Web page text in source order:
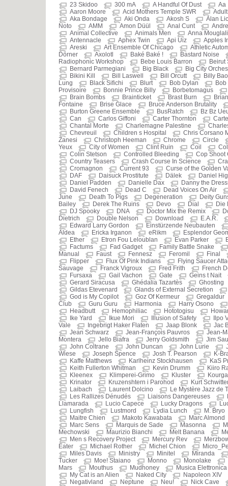
23 Skidoo 300 mA A Handful Of Dust
Aa
Aaron Moore
Acid Mothers Temple SWR
Adult
Aka Bondage
Aki Onda Akosh S
Alan
Noto
AMM Amon Düül Anal Cunt
Animal Collective
Animals Men
Anna
Antennacle
Aphex Twin Api Uiz
Apples
Areski
Art Ensemble Of Chicago
Athletic
Dörner
Axolotl Baké Baké !
Bastard Noise
Radiophonic Workshop
Bebe Louis Barron
Beirut
Bernard Parmegiani
Big Black
Big City
Bikini Kill
Bill Laswell Bill Orcutt
Billy Bao
Lung
Black Sifichi Blurt Bob Dylan
Provisoire
Bonnie Prince Billy
Borbetomagus
Brain Bombs
Brainticket Brast Burn
Fontaine
Brise Glace
Bruce Anderson Brutality
Burton Greene Ensemble
BusRatch
Bz Bz
Can
Carlos Giffoni Carter Thornton
Chantal Morte
Charlemagne Palestine
Chevreuil
Children s Hospital
Chris Corsano
Zanesi
Christoph Heeman Chrome
Circle
Yeux
City of Women Clint Ruin Coil
Colin Stetson
Controlled Bleeding
Cop Shoot
Country Teasers
Crash Course In Science
Cromagnon
Current 93
Curse of the Golden
DAF
Daisuck Prostitute Dälek
Daniel
Daniel Padden
Danielle Dax
Danny the
David Fenech
Dead C
Dead Voices On Air
June
Death To Pigs Degeneration
Deity
Bailey
Derek The Ruins Devo Dial
Die
DJ Spooky
DNA Doctor Mix the Remix
Dietrich
Double Nelson Download
E.A.R.
Edward Larry Gordon
Einstürzende Neubauten
Aldea
Ericka Irganon eRikm
Esplendor
Ether
Etron Fou Leloublan Evan Parker
Factums
Fad Gadget
Family Battle Snake
Manual
Faust Fennesz Feromil
Final
Flipper
Flux Of Pink Indians
Flying Saucer
Sauvage
Franck Vigroux Fred Frith
French
Fursaxa
Gail Vachon Gate
Geins t Nait
Gerard Siracusa
Ghédalia Tazartès
Ghosting
Gildas Etevenard
Glands of External Secretion
God is My Copilot
Goz Of Kermeur
Gregaldur
Club
Guru Guru Harmonia
Harry Osono
Headbutt
Hemophiliac Hototogisu
Ike Yard
Ikue Mori Illusion of Safety
Ilpo
Vale
Ingebrigt Haker Flaten Jaap Blonk
Jac
Jean Schwarz
Jean-François Pauvros
Jean-
Montera
Jello Biafra Jerry Goldsmith
Jim
John Coltrane
John Duncan John Lurie
Wiese
Joseph Spence Josh T. Pearson
K-
Kaffe Matthews
Karlheinz Stockhausen
KaS
Keith Fullerton Whitman
Kevin Drumm
Kiiro
Kleenex
Klimperei-Grimo Kluster
Krinator
Kruzenshtern i Parohod
Kurt
Laibach
Laurent Dolcino
Le Mystère Jazz de
Les Rallizes Dénudés
Liaisons Dangereuses
Llamarada
Lucio Capece Lucky Dragons
Lungfish
Lustmord Lydia Lunch
M. Bryo
Maitre Chien
Makoto Kawabata
Marc Almond
Marc Sens
Marquis de Sade Masonna
Mechowski
Maurizio Bianchi Melt Banana
Men s Recovery Project
Mercury Rev
Eater
Michael Rother Michel Chion
Miles Davis
Ministry Minitel
Miranda
Tucker
Moe! Staiano Monno
Monolake
Mars
Mouthus Mudhoney
Musica
My Cat is an Alien
Naked City
Napoleon XIV
Negativland
Neptune Neu!
Nick Cave